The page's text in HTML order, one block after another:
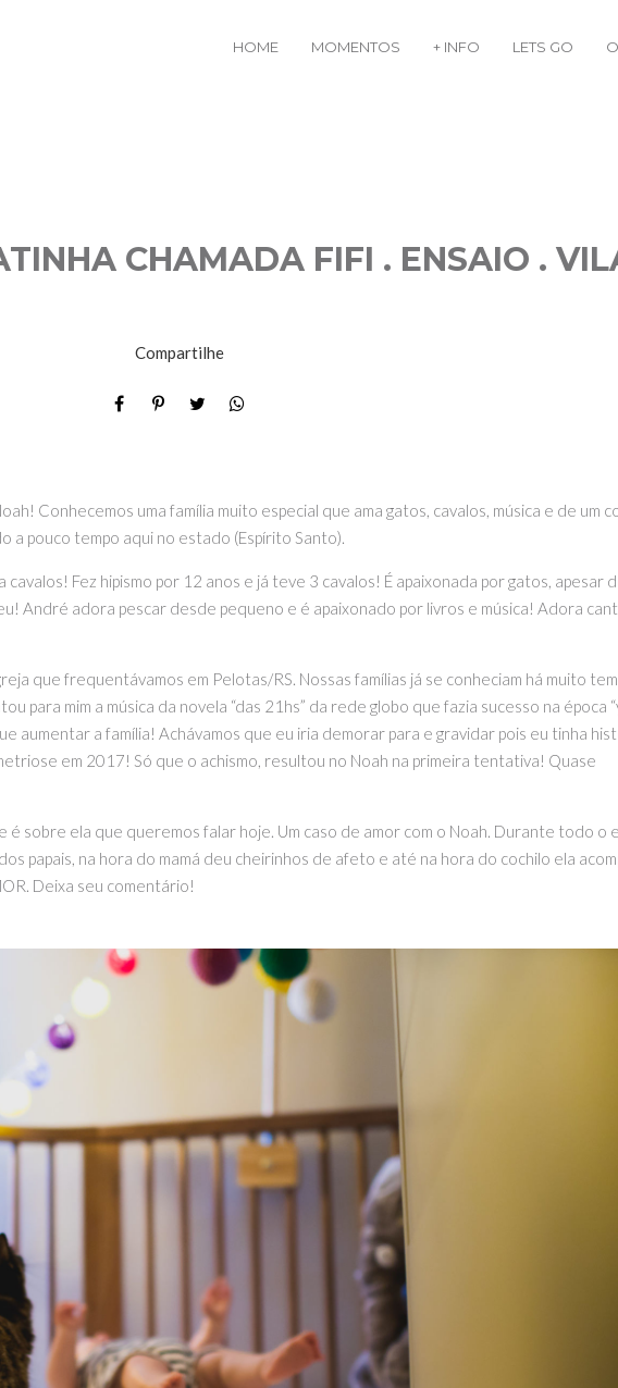
HOME MOMENTOS + INFO LETS GO
CHAMADA FIFI . ENSAIO .
Compartilhe
Conhecemos uma família muito especial que ama gatos, cavalos, música e de um
a pouco tempo aqui no estado (Espírito Santo).
Fez hipismo por 12 anos e já teve 3 cavalos! É apaixonada por gatos, apesar
André adora pescar desde pequeno e é apaixonado por livros e música! Adora
que frequentávamos em Pelotas/RS. Nossas famílias já se conheciam há muito
para mim a música da novela “das 21hs” da rede globo que fazia sucesso na época
aumentar a família! Achávamos que eu iria demorar para e gravidar pois eu tinha
em 2017! Só que o achismo, resultou no Noah na primeira tentativa! Quase
é sobre ela que queremos falar hoje. Um caso de amor com o Noah. Durante todo o
papais, na hora do mamá deu cheirinhos de afeto e até na hora do cochilo ela
Deixa seu comentário!